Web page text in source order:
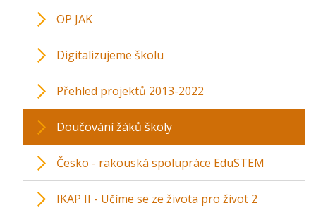
OP JAK
Digitalizujeme školu
Přehled projektů 2013-2022
Doučování žáků školy
Česko - rakouská spolupráce EduSTEM
IKAP II - Učíme se ze života pro život 2